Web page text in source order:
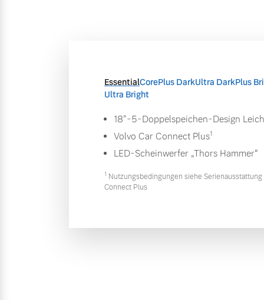
EssentialCorePlus DarkUltra DarkPlus
Ultra Bright
18"-5-Doppelspeichen-Design
Volvo Car Connect Plus1
LED-Scheinwerfer „Thors Hammer“
1 Nutzungsbedingungen siehe Serienausstattung
Connect Plus